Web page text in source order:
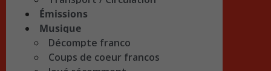
Émissions
Musique
Décompte franco
Coups de coeur francos